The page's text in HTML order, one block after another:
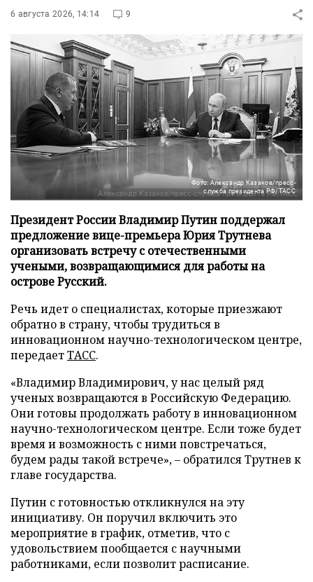
6 августа 2026, 14:14 9
Фото: Александр Казаков/пресс-
служба президента РФ/ТАСС
Президент России Владимир Путин поддержал
предложение вице-премьера Юрия Трутнева
организовать встречу с отечественными
учеными, возвращающимися для работы на
острове Русский.
Речь идет о специалистах, которые приезжают
обратно в страну, чтобы трудиться в
инновационном научно-технологическом центре,
передаетТАСС.
«Владимир Владимирович, у нас целый ряд
ученых возвращаются в Российскую Федерацию.
Они готовы продолжать работу в инновационном
научно-технологическом центре. Если тоже будет
время и возможность с ними повстречаться,
будем рады такой встрече», – обратился Трутнев к
главе государства.
Путин с готовностью откликнулся на эту
инициативу. Он поручил включить это
мероприятие в график, отметив, что с
удовольствием пообщается с научными
работниками, если позволит расписание.